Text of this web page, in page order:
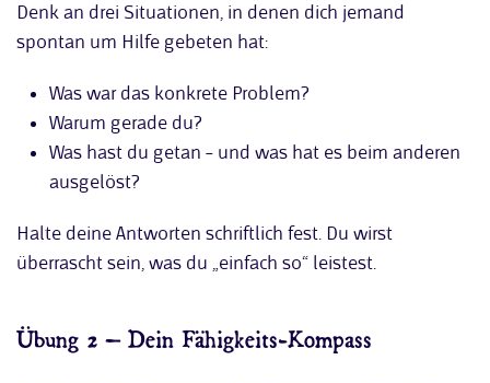
Denk an drei Situationen, in denen dich jemand
spontan um Hilfe gebeten hat:
Was war das konkrete Problem?
Warum gerade du?
Was hast du getan – und was hat es beim anderen
ausgelöst?
Halte deine Antworten schriftlich fest. Du wirst
überrascht sein, was du „einfach so“ leistest.
Übung 2 – Dein Fähigkeits-Kompass